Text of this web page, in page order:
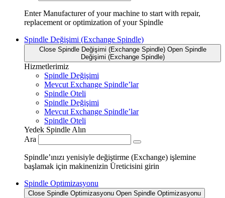
Enter Manufacturer of your machine to start with repair,
replacement or optimization of your Spindle
Spindle Değişimi (Exchange Spindle)
Close Spindle Değişimi (Exchange Spindle) Open Spindle
Değişimi (Exchange Spindle)
Hizmetlerimiz
Spindle Değişimi
Mevcut Exchange Spindle’lar
Spindle Oteli
Spindle Değişimi
Mevcut Exchange Spindle’lar
Spindle Oteli
Yedek Spindle Alın
Ara
Spindle’ınızı yenisiyle değiştirme (Exchange) işlemine
başlamak için makinenizin Üreticisini girin
Spindle Optimizasyonu
Close Spindle Optimizasyonu Open Spindle Optimizasyonu